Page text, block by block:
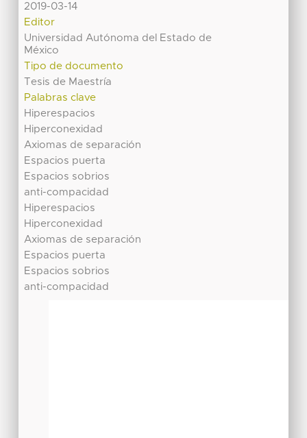
2019-03-14
Editor
Universidad Autónoma del Estado de
México
Tipo de documento
Tesis de Maestría
Palabras clave
Hiperespacios
Hiperconexidad
Axiomas de separación
Espacios puerta
Espacios sobrios
anti-compacidad
Hiperespacios
Hiperconexidad
Axiomas de separación
Espacios puerta
Espacios sobrios
anti-compacidad